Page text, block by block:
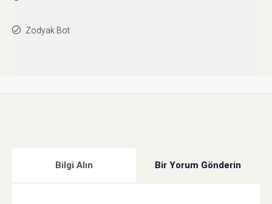
Zodyak Bot
Bilgi Alın Bir Yorum Gönderin